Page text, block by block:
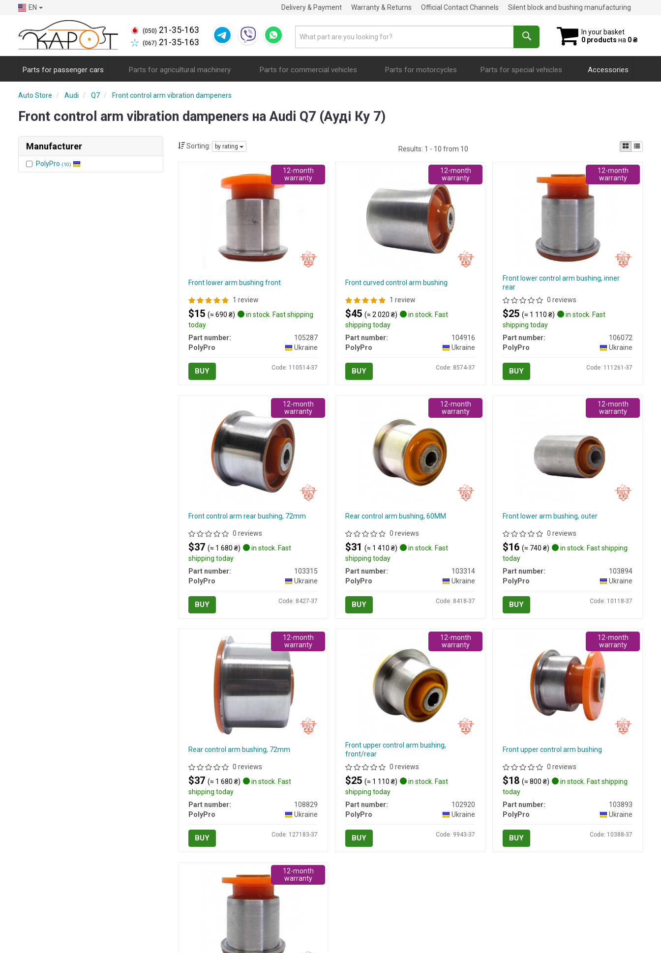
EN Delivery & Payment Warranty & Returns Official Contact Channels Silent block and bushing manufacturing
(050) 21-35-163
(067) 21-35-163
In your basket
0 products на 0 ₴
Parts for passenger cars Parts for agricultural machinery Parts for commercial vehicles Parts for motorcycles Parts for special vehicles Accessories
Auto Store Audi Q7 Front control arm vibration dampeners
Front control arm vibration dampeners на Audi Q7 (Ауді Ку 7)
Manufacturer
PolyPro (10)
Sorting: by rating Results: 1 - 10 from 10
Front lower arm bushing front
1 review
$15 (≈ 690 ₴)
in stock. Fast shipping
today
Part number:
105287
PolyPro
Ukraine
BUY Code: 110514-37
12-month
warranty
Front curved control arm bushing
1 review
$45(≈ 2 020 ₴)
in stock. Fast
shipping today
Part number:
104916
PolyPro
Ukraine
BUY Code: 8574-37
12-month
warranty
Front lower control arm bushing, inner
rear
0 reviews
$25(≈ 1 110 ₴)
in stock. Fast
shipping today
Part number:
106072
PolyPro
Ukraine
BUY Code: 111261-37
12-month
warranty
Front control arm rear bushing, 72mm
0 reviews
$37 (≈ 1 680 ₴)
in stock. Fast
shipping today
Part number:
103315
PolyPro
Ukraine
BUY Code: 8427-37
12-month
warranty
Rear control arm bushing, 60MM
0 reviews
$31(≈ 1 410 ₴)
in stock. Fast
shipping today
Part number:
103314
PolyPro
Ukraine
BUY Code: 8418-37
12-month
warranty
Front lower arm bushing, outer
0 reviews
$16(≈ 740 ₴)
in stock. Fast shipping
today
Part number:
103894
PolyPro
Ukraine
BUY Code: 10118-37
12-month
warranty
Rear control arm bushing, 72mm
0 reviews
$37 (≈ 1 680 ₴)
in stock. Fast
shipping today
Part number:
108829
PolyPro
Ukraine
BUY Code: 127183-37
12-month
warranty
Front upper control arm bushing,
front/rear
0 reviews
$25(≈ 1 110 ₴)
in stock. Fast
shipping today
Part number:
102920
PolyPro
Ukraine
BUY Code: 9943-37
12-month
warranty
Front upper control arm bushing
0 reviews
$18(≈ 800 ₴)
in stock. Fast shipping
today
Part number:
103893
PolyPro
Ukraine
BUY Code: 10388-37
12-month
warranty
12-month
warranty